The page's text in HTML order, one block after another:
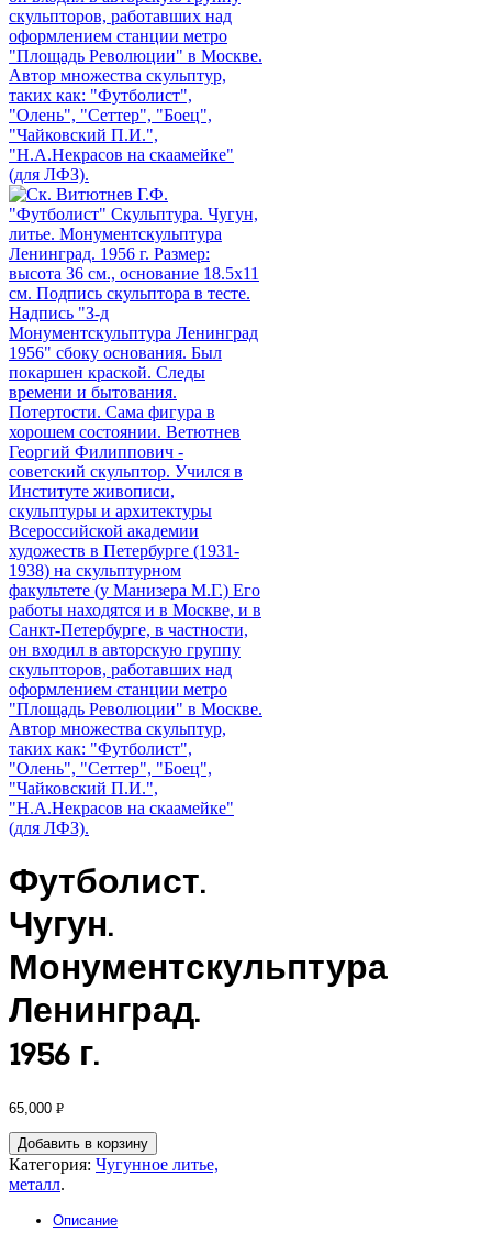
Футболист.
Чугун.
Монументскульптура
Ленинград.
1956 г.
65,000 Р
Добавить в корзину
Категория: Чугунное литье,
металл.
Описание